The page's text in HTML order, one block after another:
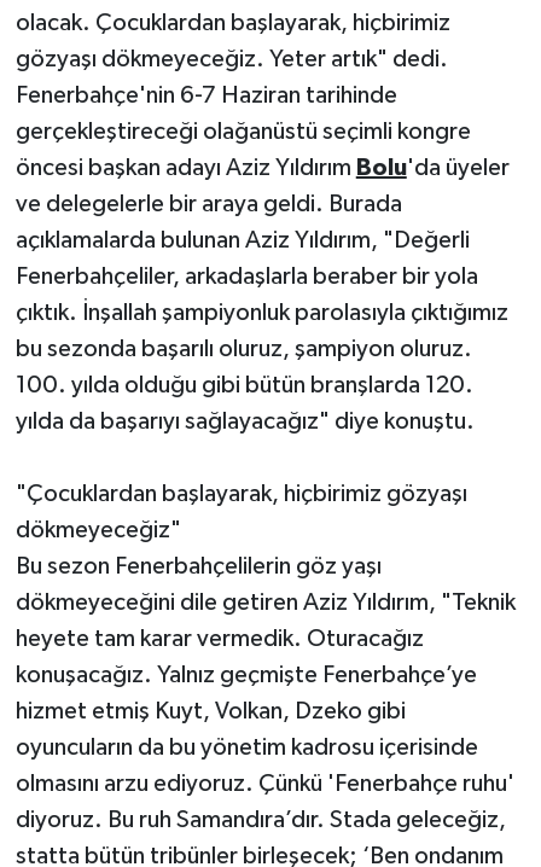
olacak. Çocuklardan başlayarak, hiçbirimiz
gözyaşı dökmeyeceğiz. Yeter artık" dedi.
Fenerbahçe'nin 6-7 Haziran tarihinde
gerçekleştireceği olağanüstü seçimli kongre
öncesi başkan adayı Aziz Yıldırım Bolu'da üyeler
ve delegelerle bir araya geldi. Burada
açıklamalarda bulunan Aziz Yıldırım, "Değerli
Fenerbahçeliler, arkadaşlarla beraber bir yola
çıktık. İnşallah şampiyonluk parolasıyla çıktığımız
bu sezonda başarılı oluruz, şampiyon oluruz.
100. yılda olduğu gibi bütün branşlarda 120.
yılda da başarıyı sağlayacağız" diye konuştu.
"Çocuklardan başlayarak, hiçbirimiz gözyaşı
dökmeyeceğiz"
Bu sezon Fenerbahçelilerin göz yaşı
dökmeyeceğini dile getiren Aziz Yıldırım, "Teknik
heyete tam karar vermedik. Oturacağız
konuşacağız. Yalnız geçmişte Fenerbahçe’ye
hizmet etmiş Kuyt, Volkan, Dzeko gibi
oyuncuların da bu yönetim kadrosu içerisinde
olmasını arzu ediyoruz. Çünkü 'Fenerbahçe ruhu'
diyoruz. Bu ruh Samandıra’dır. Stada geleceğiz,
statta bütün tribünler birleşecek; ‘Ben ondanım